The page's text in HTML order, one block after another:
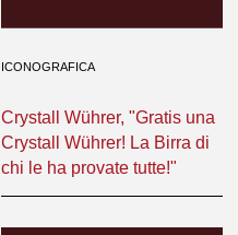
ICONOGRAFICA
Crystall Wührer, "Gratis una
Crystall Wührer! La Birra di
chi le ha provate tutte!"